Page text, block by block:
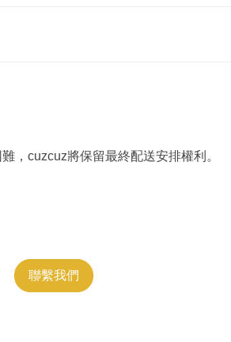
，cuzcuz將保留最終配送安排權利。
聯繫我們